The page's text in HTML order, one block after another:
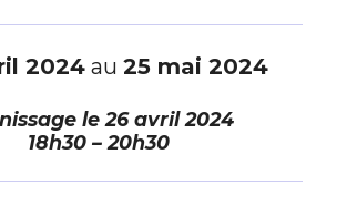
2024 au 25 mai 2024
le26 avril 2024
18h30 – 20h30